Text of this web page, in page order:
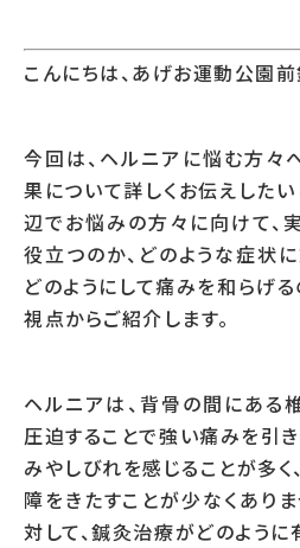
こんにちは、あげお運動公園前
今回は、ヘルニアに悩む方々
果について詳しくお伝えした
辺でお悩みの方々に向けて、
役立つのか、どのような症状
どのようにして痛みを和らげ
視点からご紹介します。
ヘルニアは、背骨の間にある
圧迫することで強い痛みを引
みやしびれを感じることが多
障をきたすことが少なくあり
対して、鍼灸治療がどのよう